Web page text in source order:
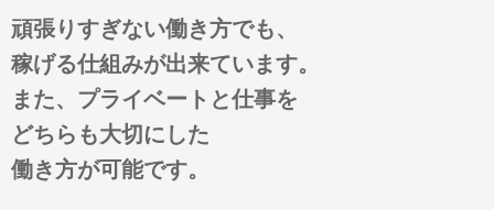
頑張りすぎない働き方でも、
稼げる仕組みが出来ています。
また、プライベートと仕事を
どちらも大切にした
働き方が可能です。